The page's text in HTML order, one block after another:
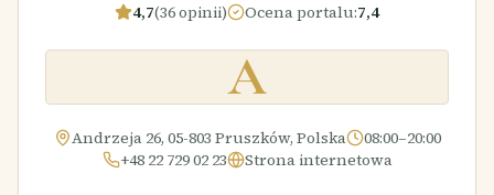
4,7(36 opinii) Ocena portalu:7,4
A
Andrzeja 26, 05-803 Pruszków, Polska
08:00–20:00
+48 22 729 02 23
Strona internetowa